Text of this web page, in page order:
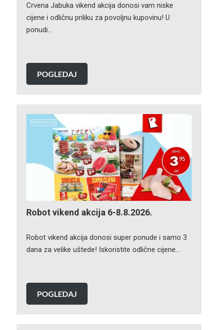
Crvena Jabuka vikend akcija donosi vam niske
cijene i odličnu priliku za povoljnu kupovinu! U
ponudi…
POGLEDAJ
Robot vikend akcija 6-8.8.2026.
Robot vikend akcija donosi super ponude i samo 3
dana za velike uštede! Iskoristite odlične cijene…
POGLEDAJ